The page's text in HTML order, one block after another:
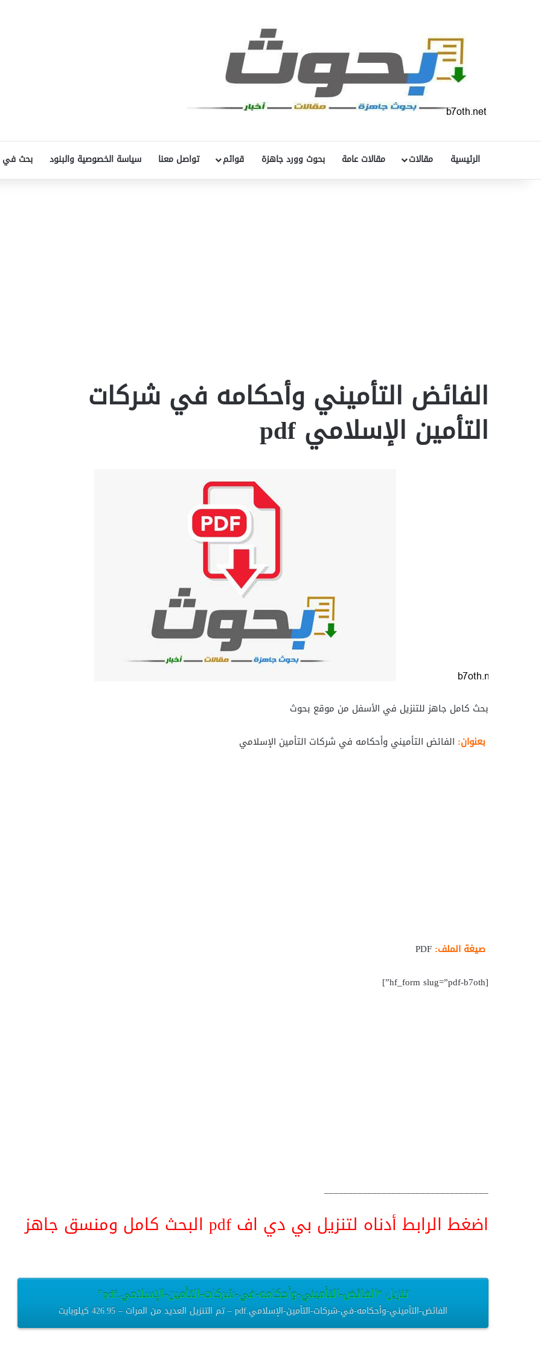
الرئيسية مقالات مقالات عامة بحوث وورد جاهزة قوائم تواصل معنا سياسة الخصوصية والبنود بحث في
الفائض التأميني وأحكامه في شركات
التأمين الإسلامي pdf
بحث كامل جاهز للتنزيل في الأسفل من موقع بحوث
بعنوان: الفائض التأميني وأحكامه في شركات التأمين الإسلامي
صيغة الملف:
[hf_form slug=”pdf-b7oth”]
__________________________________
اضغط الرابط أدناه لتنزيل بي دي اف pdf البحث كامل ومنسق جاهز
تنزيل “الفائض-التأميني-وأحكامه-في-شركات-التأمين-الإسلامي.pdf”
الفائض-التأميني-وأحكامه-في-شركات-التأمين-الإسلامي.pdf – تم التنزيل العديد من المرات – 426.95 كيلوبايت